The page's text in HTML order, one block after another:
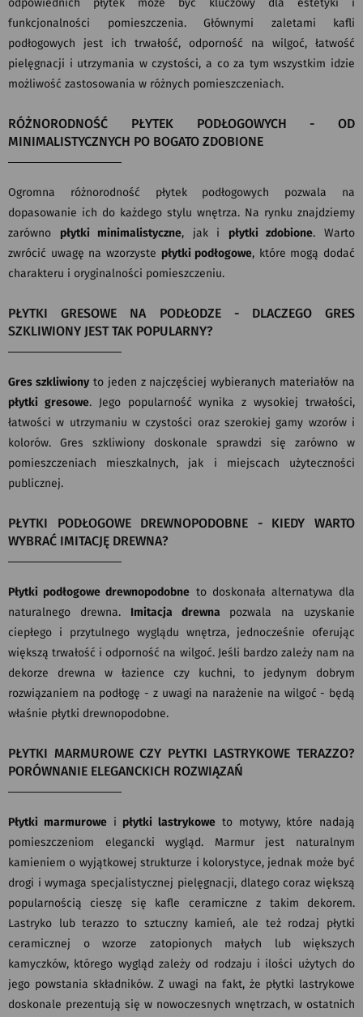
odpowiednich płytek może być kluczowy dla estetyki i
funkcjonalności pomieszczenia. Głównymi zaletami kafli
podłogowych jest ich trwałość, odporność na wilgoć, łatwość
pielęgnacji i utrzymania w czystości, a co za tym wszystkim idzie
możliwość zastosowania w różnych pomieszczeniach.
RÓŻNORODNOŚĆ PŁYTEK PODŁOGOWYCH - OD
MINIMALISTYCZNYCH PO BOGATO ZDOBIONE
Ogromna różnorodność płytek podłogowych pozwala na
dopasowanie ich do każdego stylu wnętrza. Na rynku znajdziemy
zarówno
płytki minimalistyczne, jak i płytki zdobione. Warto
zwrócić uwagę na wzorzyste płytki podłogowe, które mogą dodać
charakteru i oryginalności pomieszczeniu.
PŁYTKI GRESOWE NA PODŁODZE - DLACZEGO GRES
SZKLIWIONY JEST TAK POPULARNY?
Gres szkliwionyto jeden z najczęściej wybieranych materiałów na
płytki gresowe. Jego popularność wynika z wysokiej trwałości,
łatwości w utrzymaniu w czystości oraz szerokiej gamy wzorów i
kolorów. Gres szkliwiony doskonale sprawdzi się zarówno w
pomieszczeniach mieszkalnych, jak i miejscach użyteczności
publicznej.
PŁYTKI PODŁOGOWE DREWNOPODOBNE - KIEDY WARTO
WYBRAĆ IMITACJĘ DREWNA?
Płytki podłogowe drewnopodobne to doskonała alternatywa dla
naturalnego drewna.
Imitacja drewna pozwala na uzyskanie
ciepłego i przytulnego wyglądu wnętrza, jednocześnie oferując
większą trwałość i odporność na wilgoć. Jeśli bardzo zależy nam na
dekorze drewna w łazience czy kuchni, to jedynym dobrym
rozwiązaniem na podłogę - z uwagi na narażenie na wilgoć - będą
właśnie płytki drewnopodobne.
PŁYTKI MARMUROWE CZY PŁYTKI LASTRYKOWE TERAZZO?
PORÓWNANIE ELEGANCKICH ROZWIĄZAŃ
Płytki marmurowei płytki lastrykowe to motywy, które nadają
pomieszczeniom elegancki wygląd. Marmur jest naturalnym
kamieniem o wyjątkowej strukturze i kolorystyce, jednak może być
drogi i wymaga specjalistycznej pielęgnacji, dlatego coraz większą
popularnością cieszę się kafle ceramiczne z takim dekorem.
Lastryko lub terazzo to sztuczny kamień, ale też rodzaj płytki
ceramicznej o wzorze zatopionych małych lub większych
kamyczków, którego wygląd zależy od rodzaju i ilości użytych do
jego powstania składników. Z uwagi na fakt, że płytki lastrykowe
doskonale prezentują się w nowoczesnych wnętrzach, w ostatnich